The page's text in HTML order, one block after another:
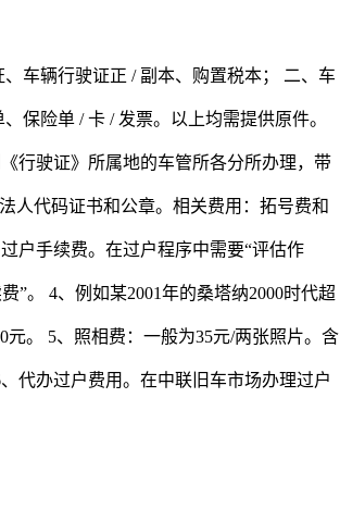
车辆行驶证正 / 副本、购置税本； 二、车
保险单 / 卡 / 发票。以上均需提供原件。
行驶证》所属地的车管所各分所办理，带
人代码证书和公章。相关费用：拓号费和
户手续费。在过户程序中需要“评估作
”。 4、例如某2001年的桑塔纳2000时代超
元。 5、照相费：一般为35元/两张照片。含
代办过户费用。在中联旧车市场办理过户